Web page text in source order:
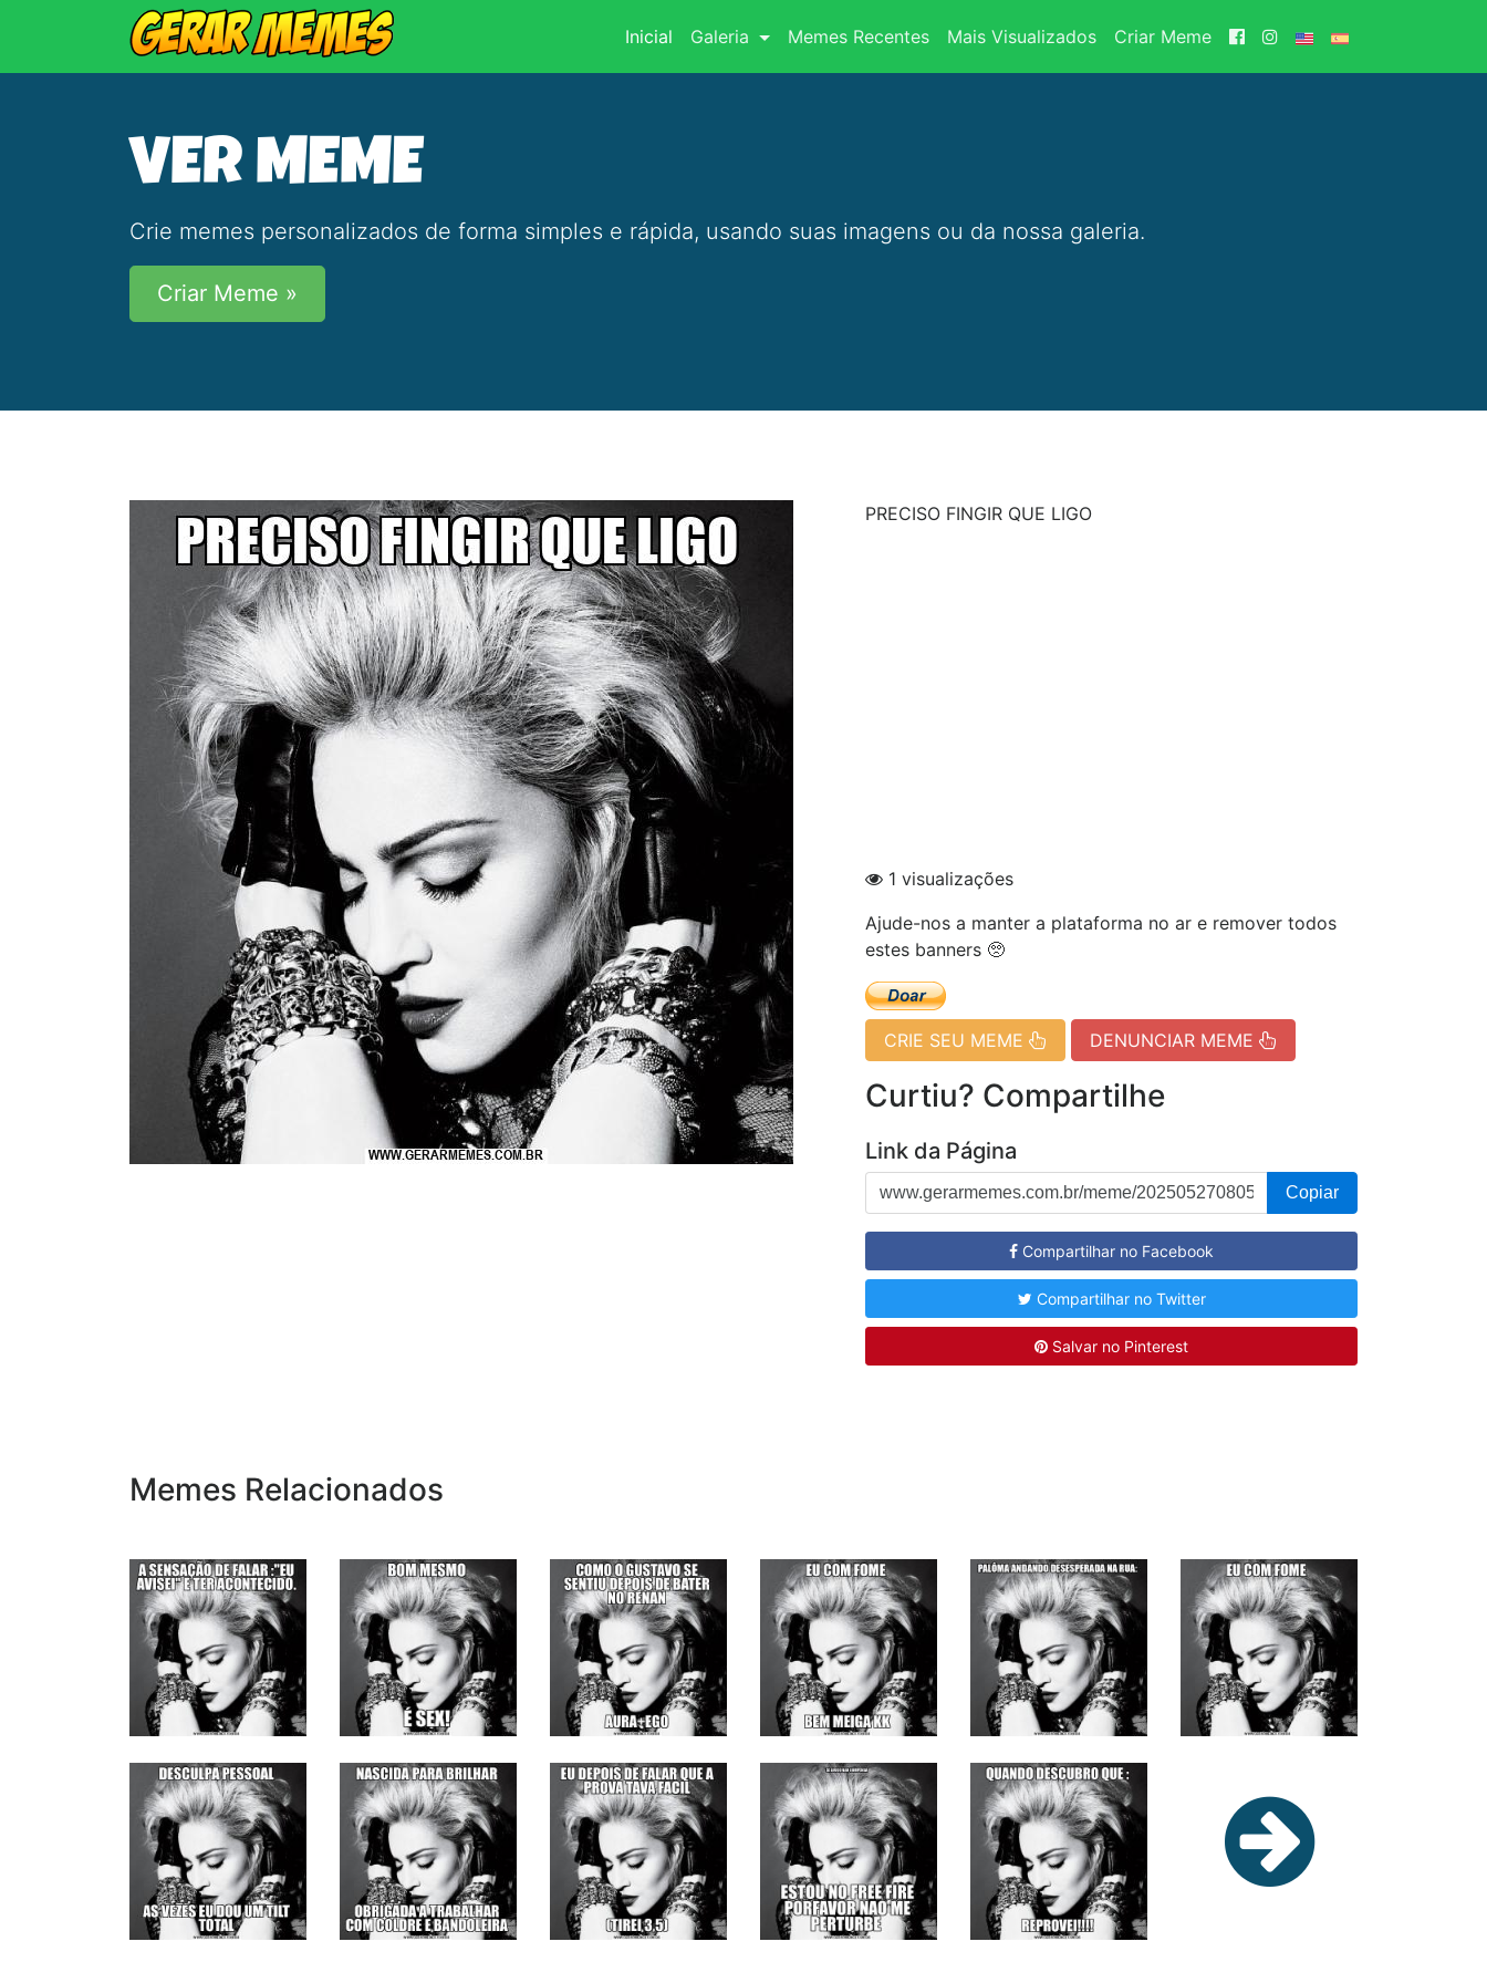
Inicial(current)
Galeria Memes Recentes Mais Visualizados Criar Meme
VER MEME
Crie memes personalizados de forma simples e rápida, usando suas imagens ou da nossa galeria.
Criar Meme »
PRECISO FINGIR QUE LIGO
1 visualizações
Ajude-nos a manter a plataforma no ar e remover todos
estes banners 🥺
CRIE SEU MEME DENUNCIAR MEME
Curtiu? Compartilhe
Link da Página
Copiar
Compartilhar no Facebook
Compartilhar no Twitter
Salvar no Pinterest
Memes Relacionados